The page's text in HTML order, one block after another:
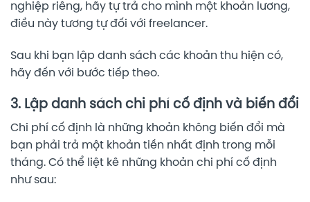
nghiệp riêng, hãy tự trả cho mình một khoản lương,
điều này tương tự đối với freelancer.
Sau khi bạn lập danh sách các khoản thu hiện có,
hãy đến với bước tiếp theo.
3. Lập danh sách chi phí cố định và biến đổi
Chi phí cố định là những khoản không biến đổi mà
bạn phải trả một khoản tiền nhất định trong mỗi
tháng. Có thể liệt kê những khoản chi phí cố định
như sau: